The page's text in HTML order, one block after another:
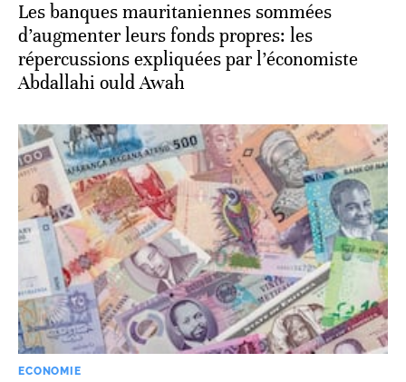
Les banques mauritaniennes sommées
d’augmenter leurs fonds propres: les
répercussions expliquées par l’économiste
Abdallahi ould Awah
ECONOMIE